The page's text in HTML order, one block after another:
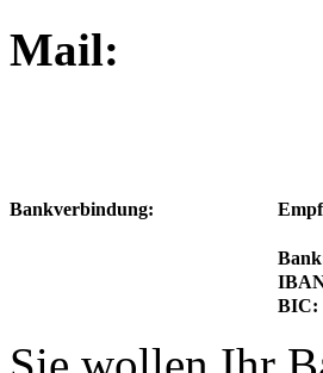
Bankverbindung:
BIC: